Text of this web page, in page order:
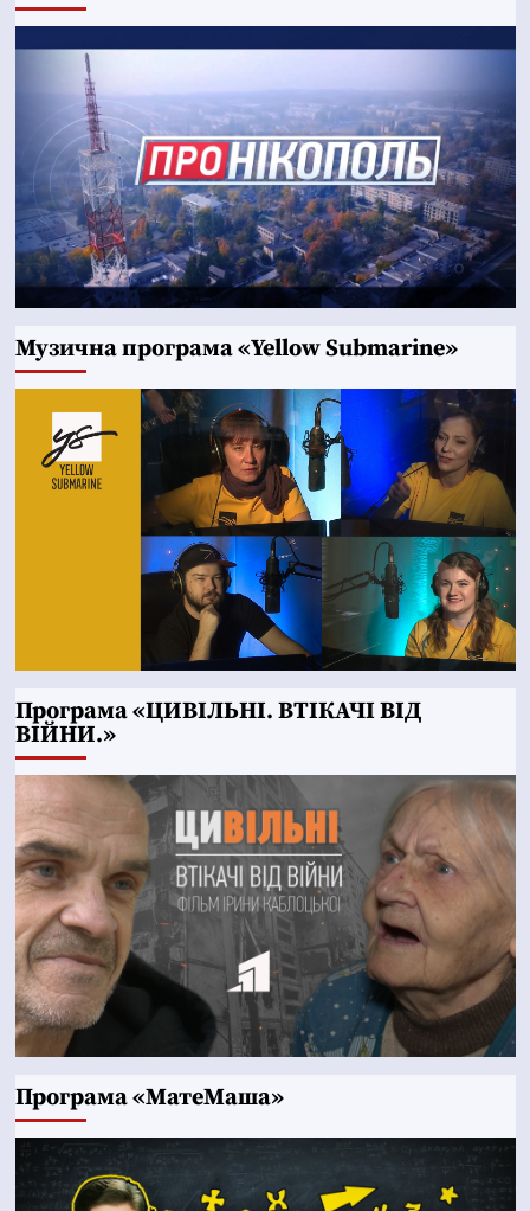
Музична програма «Yellow Submarine»
Програма «ЦИВІЛЬНІ. ВТІКАЧІ ВІД
ВІЙНИ.»
Програма «МатеМаша»